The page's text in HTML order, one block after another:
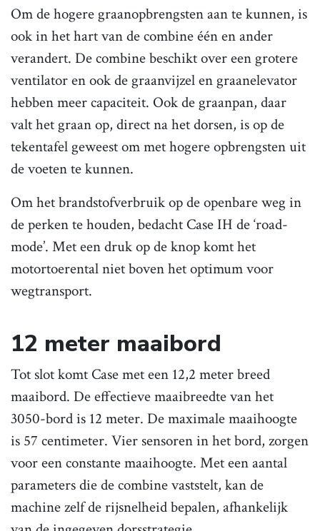
Om de hogere graanopbrengsten aan te kunnen, is
ook in het hart van de combine één en ander
verandert. De combine beschikt over een grotere
ventilator en ook de graanvijzel en graanelevator
hebben meer capaciteit. Ook de graanpan, daar
valt het graan op, direct na het dorsen, is op de
tekentafel geweest om met hogere opbrengsten uit
de voeten te kunnen.
Om het brandstofverbruik op de openbare weg in
de perken te houden, bedacht Case IH de ‘road-
mode’. Met een druk op de knop komt het
motortoerental niet boven het optimum voor
wegtransport.
12 meter maaibord
Tot slot komt Case met een 12,2 meter breed
maaibord. De effectieve maaibreedte van het
3050-bord is 12 meter. De maximale maaihoogte
is 57 centimeter. Vier sensoren in het bord, zorgen
voor een constante maaihoogte. Met een aantal
parameters die de combine vaststelt, kan de
machine zelf de rijsnelheid bepalen, afhankelijk